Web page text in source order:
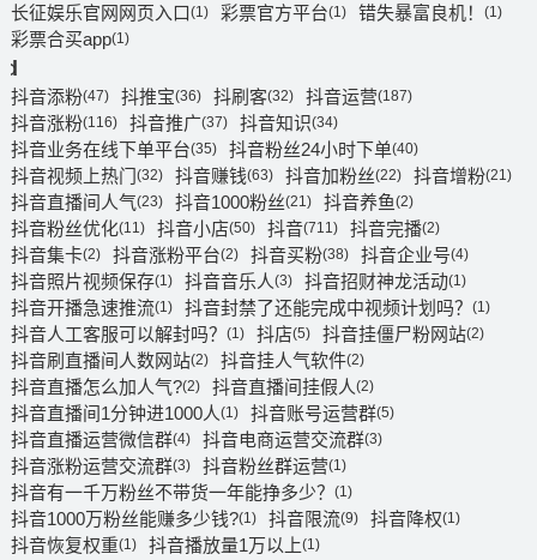
长征娱乐官网网页入口(1) 彩票官方平台(1) 错失暴富良机！ (1)
彩票合买app(1)
d
抖音添粉(47) 抖推宝(36) 抖刷客(32) 抖音运营(187)
抖音涨粉(116) 抖音推广(37) 抖音知识(34)
抖音业务在线下单平台(35) 抖音粉丝24小时下单(40)
抖音视频上热门(32) 抖音赚钱(63) 抖音加粉丝(22) 抖音增粉(21)
抖音直播间人气(23) 抖音1000粉丝(21) 抖音养鱼(2)
抖音粉丝优化(11) 抖音小店(50) 抖音(711) 抖音完播(2)
抖音集卡(2) 抖音涨粉平台(2) 抖音买粉(38) 抖音企业号(4)
抖音照片视频保存(1) 抖音音乐人(3) 抖音招财神龙活动(1)
抖音开播急速推流(1) 抖音封禁了还能完成中视频计划吗？ (1)
抖音人工客服可以解封吗？ (1) 抖店(5) 抖音挂僵尸粉网站(2)
抖音刷直播间人数网站(2) 抖音挂人气软件(2)
抖音直播怎么加人气?(2) 抖音直播间挂假人(2)
抖音直播间1分钟进1000人(1) 抖音账号运营群(5)
抖音直播运营微信群(4) 抖音电商运营交流群(3)
抖音涨粉运营交流群(3) 抖音粉丝群运营(1)
抖音有一千万粉丝不带货一年能挣多少？ (1)
抖音1000万粉丝能赚多少钱?(1) 抖音限流(9) 抖音降权(1)
抖音恢复权重(1) 抖音播放量1万以上(1)